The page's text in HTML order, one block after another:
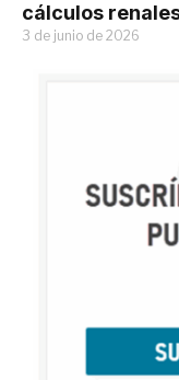
cálculos
3 de junio de 2026